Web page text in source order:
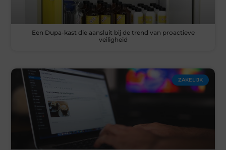
Een Dupa-kast die aansluit bij de trend van proactieve
veiligheid
ZAKELIJK